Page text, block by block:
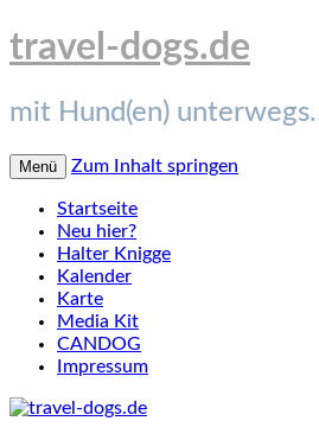
travel-dogs.de
mit Hund(en)
Menü Zum Inhalt springen
Startseite
Neu hier?
Halter Knigge
Kalender
Karte
Media Kit
CANDOG
Impressum